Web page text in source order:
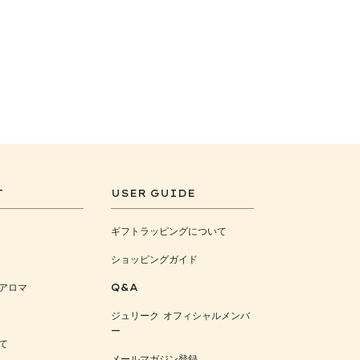
ロマ
USER GUIDE
ギフトラッピングについて
ショッピングガイド
Q&A
ジュリーク オフィシャルメンバ
ー